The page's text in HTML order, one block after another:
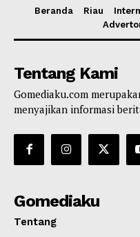
Beranda Riau
Tentang Kami
Gomediaku.com
menyajikan informasi
Gomediaku
Tentang